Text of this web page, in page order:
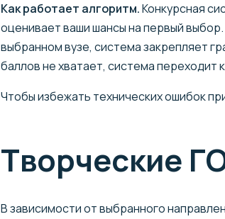
Как работает алгоритм.Конкурсная
оценивает ваши шансы на первый
выбранном вузе, система закрепляет
баллов не хватает, система переходит
Чтобы избежать технических ошибок
Творческие
В зависимости от выбранного